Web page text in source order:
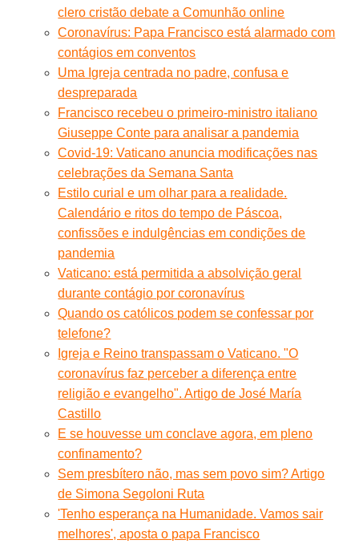
clero cristão debate a Comunhão online
Coronavírus: Papa Francisco está alarmado com
contágios em conventos
Uma Igreja centrada no padre, confusa e
despreparada
Francisco recebeu o primeiro-ministro italiano
Giuseppe Conte para analisar a pandemia
Covid-19: Vaticano anuncia modificações nas
celebrações da Semana Santa
Estilo curial e um olhar para a realidade.
Calendário e ritos do tempo de Páscoa,
confissões e indulgências em condições de
pandemia
Vaticano: está permitida a absolvição geral
durante contágio por coronavírus
Quando os católicos podem se confessar por
telefone?
Igreja e Reino transpassam o Vaticano. "O
coronavírus faz perceber a diferença entre
religião e evangelho". Artigo de José María
Castillo
E se houvesse um conclave agora, em pleno
confinamento?
Sem presbítero não, mas sem povo sim? Artigo
de Simona Segoloni Ruta
'Tenho esperança na Humanidade. Vamos sair
melhores', aposta o papa Francisco